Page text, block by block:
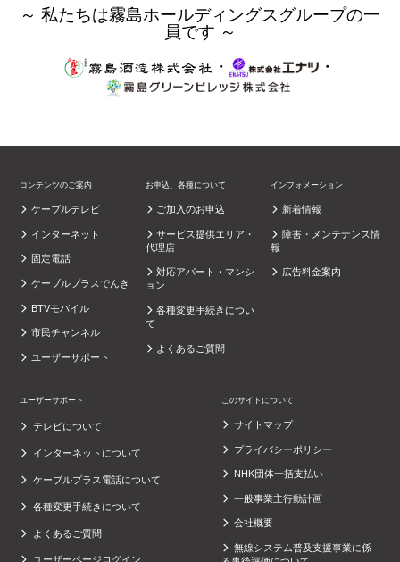
～ 私たちは霧島ホールディングスグループの一
員です ～
・
・
コンテンツのご案内
ケーブルテレビ
インターネット
固定電話
ケーブルプラスでんき
BTVモバイル
市民チャンネル
ユーザーサポート
お申込、各種について
ご加入のお申込
サービス提供エリア・
代理店
対応アパート・マンシ
ョン
各種変更手続きについ
て
よくあるご質問
インフォメーション
新着情報
障害・メンテナンス情
報
広告料金案内
ユーザーサポート
テレビについて
インターネットについて
ケーブルプラス電話について
各種変更手続きについて
よくあるご質問
ユーザーページログイン
このサイトについて
サイトマップ
プライバシーポリシー
NHK団体一括支払い
一般事業主行動計画
会社概要
無線システム普及支援事業に係